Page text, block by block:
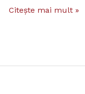
în
Citește mai mult »